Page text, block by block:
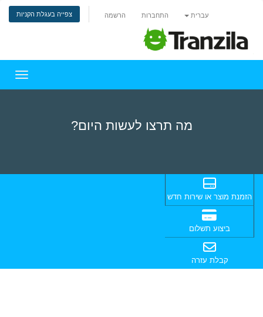
עברית התחברות הרשמה צפייה בעגלת הקניות
מה תרצו לעשות היום?
הזמנת מוצר או שירות חדש
ביצוע תשלום
קבלת עזרה